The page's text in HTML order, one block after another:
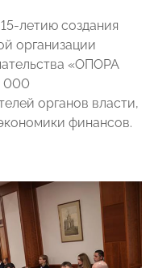
летию создания
организации
«ОПОРА
000
органов власти,
финансов.